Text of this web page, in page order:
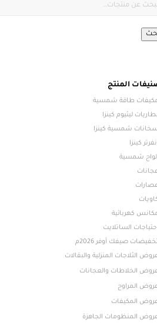
المنتج
طاقة شمسية
ليثيوم كينزا
شمسية كينزا
كينزا
شمسية
كهربائية
الساتلايت
صيفك أوفر 2026م
الثلاجات المنزلية والبقالات
الخلاطات والعجانات
المراوح
المكيفات
المنظومات الجاهزة